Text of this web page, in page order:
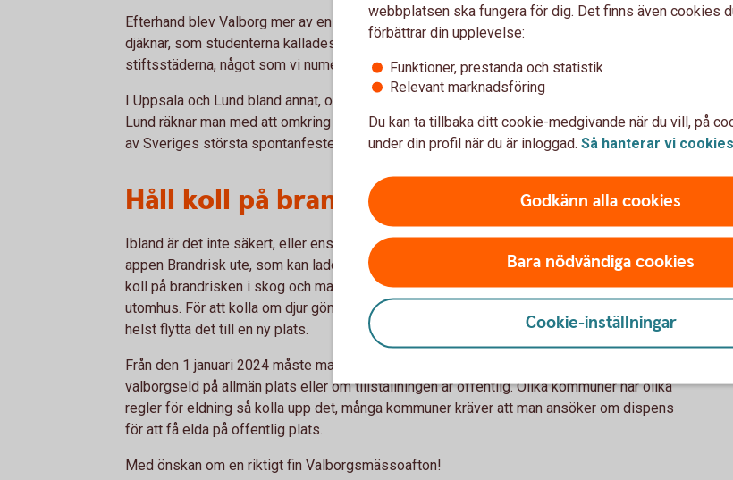
Efterhand blev Valborg mer av en folkfest än ett helgonfirande. Det sägs också att
djäknar, som studenterna kallades på medeltiden, ordnade lagom galna upptåg i
stiftsstäderna, något som vi numera ser i moderniserad tappning i många studentstäder.
I Uppsala och Lund bland annat, ordnas det festligheter av olika slag. I Stadsparken i
Lund räknar man med att omkring 25 000 personer samlas för picknick under dagen, en
av Sveriges största spontanfester.
Håll koll på brandrisken
Ibland är det inte säkert, eller ens lagligt, att tända elden över huvud taget. Med hjälp av
appen Brandrisk ute, som kan laddas ned bland annat via App Store, får du hjälp att hålla
koll på brandrisken i skog och mark. Där får man även tips på hur man eldar säkert
utomhus. För att kolla om djur gömmer sig bland riset bör du ruska om det noga eller allra
helst flytta det till en ny plats.
Från den 1 januari 2024 måste man söka tillstånd hos Polisen om man ordnar en
valborgseld på allmän plats eller om tillställningen är offentlig. Olika kommuner har olika
regler för eldning så kolla upp det, många kommuner kräver att man ansöker om dispens
för att få elda på offentlig plats.
Med önskan om en riktigt fin Valborgsmässoafton!
webbplatsen ska fungera för dig. Det finns även cookies
förbättrar din upplevelse:
Funktioner, prestanda och statistik
Relevant marknadsföring
Du kan ta tillbaka ditt cookie-medgivande när du vill, på
under din profil när du är inloggad. Så hanterar vi cookies
Godkänn alla cookies
Bara nödvändiga cookies
Cookie-inställningar